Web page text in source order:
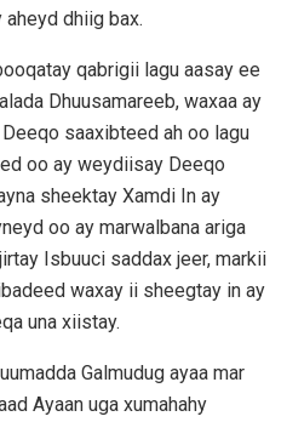
dhiig bax.
qabrigii lagu aasay ee
Dhuusamareeb, waxaa ay
saaxibteed ah oo lagu
oo ay weydiisay Deeqo
sheektay Xamdi In ay
oo ay marwalbana ariga
Isbuuci saddax jeer, markii
waxay ii sheegtay in ay
una xiistay.
Galmudug ayaa mar
Ayaan uga xumahahy